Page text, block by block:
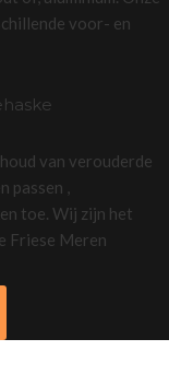
voor- en
van verouderde
,
toe. Wij zijn het
Friese Meren